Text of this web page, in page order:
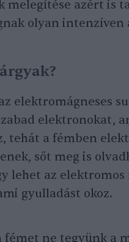
melegítése azért is
olyan intenzíven
elektromágneses
elektronokat,
tehát a fémben
sőt meg is
lehet az elektromos
gyulladást okoz.
fémet ne tegyünk a